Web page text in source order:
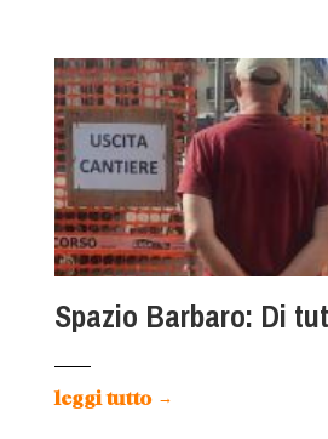
Spazio Barbaro: Di
leggi tutto →